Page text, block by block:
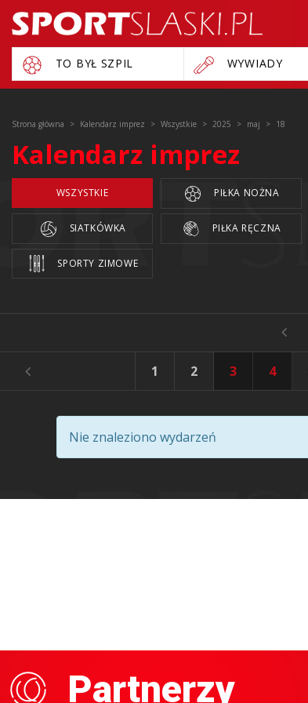
TO BYŁ SZPIL WYWIADY
Strona główna Kalendarz imprez Wszystkie 2025 maj 18
Kalendarz imprez
WSZYSTKIE PIŁKA NOŻNA
SIATKÓWKA PIŁKA RĘCZNA
SPORTY ZIMOWE
1 2 3 4
Nie znaleziono wydarzeń
Partnerzy